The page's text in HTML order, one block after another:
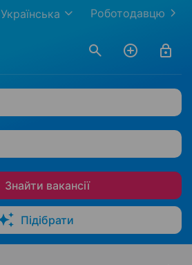
Роботодавцю
Українська
Знайти вакансії
Підібрати